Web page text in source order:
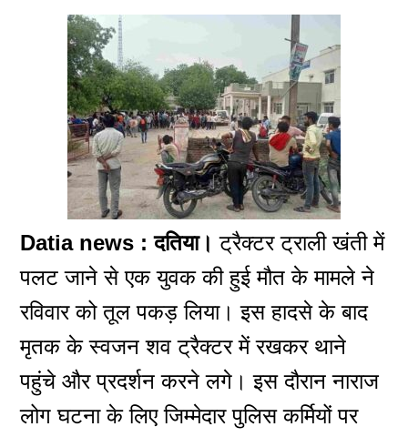
Datia news : दतिया। ट्रैक्टर ट्राली खंती में
पलट जाने से एक युवक की हुई मौत के मामले ने
रविवार को तूल पकड़ लिया। इस हादसे के बाद
मृतक के स्वजन शव ट्रैक्टर में रखकर थाने
पहुंचे और प्रदर्शन करने लगे। इस दौरान नाराज
लोग घटना के लिए जिम्मेदार पुलिस कर्मियों पर